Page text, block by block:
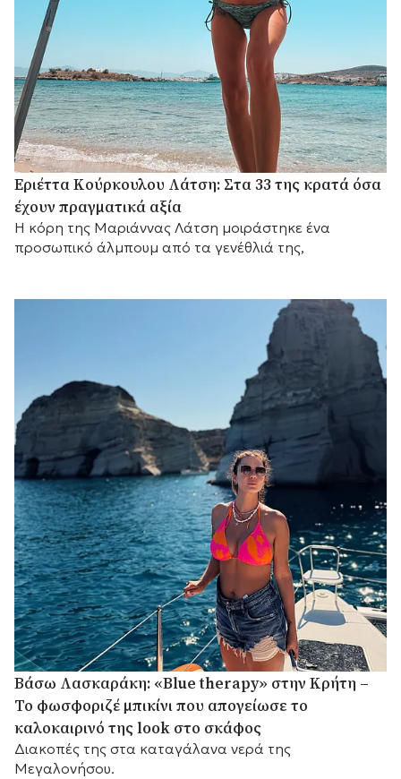
Εριέττα Κούρκουλου Λάτση: Στα 33 της κρατά όσα
έχουν πραγματικά αξία
Η κόρη της Μαριάννας Λάτση μοιράστηκε ένα
προσωπικό άλμπουμ από τα γενέθλιά της,
Βάσω Λασκαράκη: «Blue therapy» στην Κρήτη –
Το φωσφοριζέ μπικίνι που απογείωσε το
καλοκαιρινό της look στο σκάφος
Διακοπές της στα καταγάλανα νερά της
Μεγαλονήσου.